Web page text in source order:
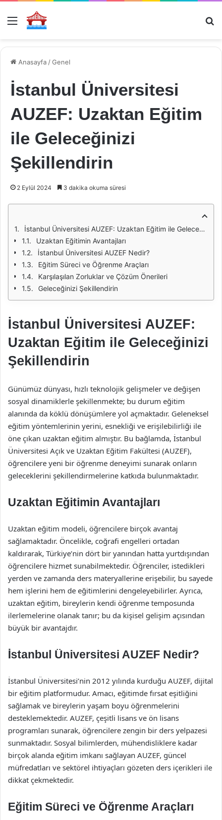
Menü
Anasayfa /Genel
İstanbul Üniversitesi
AUZEF: Uzaktan Eğitim
ile Geleceğinizi
Şekillendirin
2 Eylül 2024 3 dakika okuma süresi
İstanbul Üniversitesi AUZEF: Uzaktan Eğitim ile Geleceğinizi Şekillendirin
Uzaktan Eğitimin Avantajları
İstanbul Üniversitesi AUZEF Nedir?
Eğitim Süreci ve Öğrenme Araçları
Karşılaşılan Zorluklar ve Çözüm Önerileri
Geleceğinizi Şekillendirin
İstanbul Üniversitesi AUZEF:
Uzaktan Eğitim ile Geleceğinizi
Şekillendirin
Günümüz dünyası, hızlı teknolojik gelişmeler ve değişen
sosyal dinamiklerle şekillenmekte; bu durum eğitim
alanında da köklü dönüşümlere yol açmaktadır. Geleneksel
eğitim yöntemlerinin yerini, esnekliği ve erişilebilirliği ile
öne çıkan uzaktan eğitim almıştır. Bu bağlamda, İstanbul
Üniversitesi Açık ve Uzaktan Eğitim Fakültesi (AUZEF),
öğrencilere yeni bir öğrenme deneyimi sunarak onların
geleceklerini şekillendirmelerine katkıda bulunmaktadır.
Uzaktan Eğitimin Avantajları
Uzaktan eğitim modeli, öğrencilere birçok avantaj
sağlamaktadır. Öncelikle, coğrafi engelleri ortadan
kaldırarak, Türkiye’nin dört bir yanından hatta yurtdışından
öğrencilere hizmet sunabilmektedir. Öğrenciler, istedikleri
yerden ve zamanda ders materyallerine erişebilir, bu sayede
hem işlerini hem de eğitimlerini dengeleyebilirler. Ayrıca,
uzaktan eğitim, bireylerin kendi öğrenme temposunda
ilerlemelerine olanak tanır; bu da kişisel gelişim açısından
büyük bir avantajdır.
İstanbul Üniversitesi AUZEF Nedir?
İstanbul Üniversitesi’nin 2012 yılında kurduğu AUZEF, dijital
bir eğitim platformudur. Amacı, eğitimde fırsat eşitliğini
sağlamak ve bireylerin yaşam boyu öğrenmelerini
desteklemektedir. AUZEF, çeşitli lisans ve ön lisans
programları sunarak, öğrencilere zengin bir ders yelpazesi
sunmaktadır. Sosyal bilimlerden, mühendisliklere kadar
birçok alanda eğitim imkanı sağlayan AUZEF, güncel
müfredatları ve sektörel ihtiyaçları gözeten ders içerikleri ile
dikkat çekmektedir.
Eğitim Süreci ve Öğrenme Araçları